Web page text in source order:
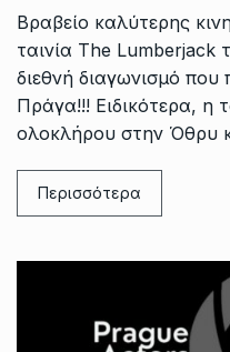
Βραβείο καλύτερης
ταινία The
διεθνή διαγωνισμό
Πράγα!!! Ειδικότερα, η
ολοκλήρου στην Όθρυ
Περισσότερα